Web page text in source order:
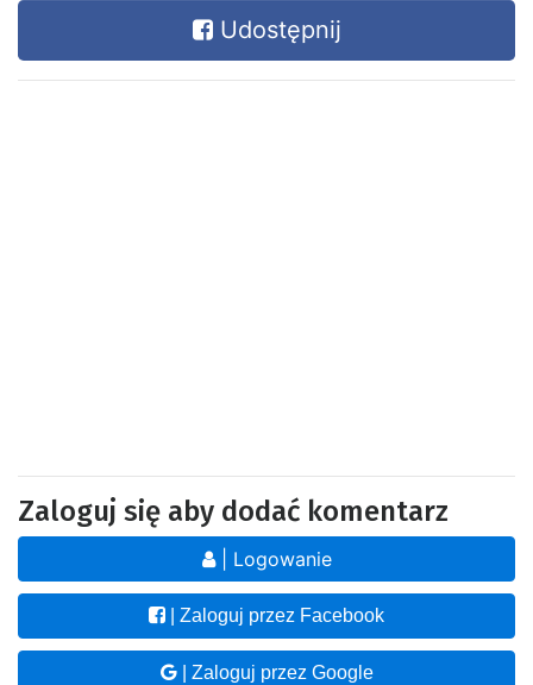
Udostępnij
Zaloguj się aby dodać komentarz
| Logowanie
| Zaloguj przez Facebook
| Zaloguj przez Google